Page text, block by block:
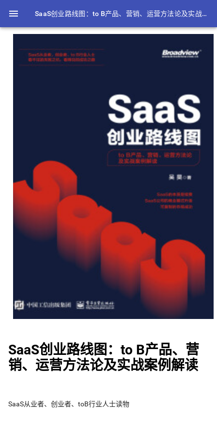
menu SaaS创业路线图：to B产品、营销、运营方法论及实战案例解读
销、运营方法论及实战案例解读
SaaS创业路线图：to B产品、营
销、运营方法论及实战案例解读
SaaS从业者、创业者、toB行业人士读物